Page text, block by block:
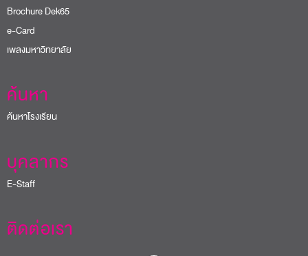
Brochure Dek65
e-Card
เพลงมหาวิทยาลัย
ค้นหา
ค้นหาโรงเรียน
บุคลากร
E-Staff
ติดต่อเรา